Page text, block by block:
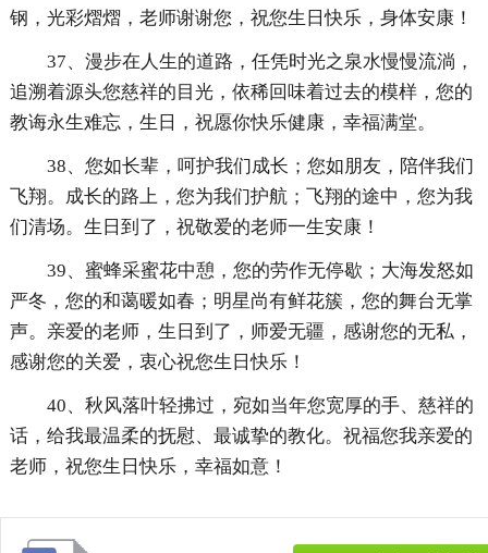
钢，光彩熠熠，老师谢谢您，祝您生日快乐，身体安康！
37、漫步在人生的道路，任凭时光之泉水慢慢流淌，
追溯着源头您慈祥的目光，依稀回味着过去的模样，您的
教诲永生难忘，生日，祝愿你快乐健康，幸福满堂。
38、您如长辈，呵护我们成长；您如朋友，陪伴我们
飞翔。成长的路上，您为我们护航；飞翔的途中，您为我
们清场。生日到了，祝敬爱的老师一生安康！
39、蜜蜂采蜜花中憩，您的劳作无停歇；大海发怒如
严冬，您的和蔼暖如春；明星尚有鲜花簇，您的舞台无掌
声。亲爱的老师，生日到了，师爱无疆，感谢您的无私，
感谢您的关爱，衷心祝您生日快乐！
40、秋风落叶轻拂过，宛如当年您宽厚的手、慈祥的
话，给我最温柔的抚慰、最诚挚的教化。祝福您我亲爱的
老师，祝您生日快乐，幸福如意！